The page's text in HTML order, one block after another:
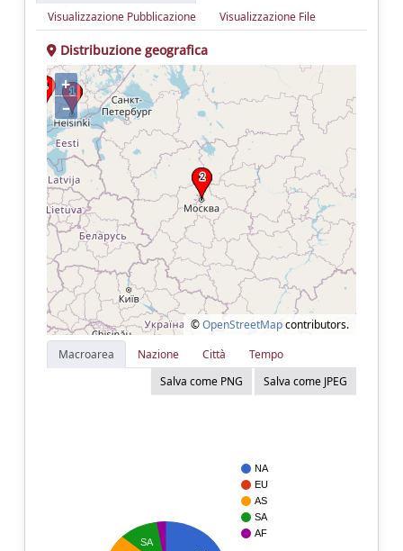
Visualizzazione Pubblicazione
Visualizzazione File
Distribuzione geografica
+
–
©OpenStreetMapcontributors.
Macroarea
Nazione Città
Tempo
Salva come PNG
Salva come JPEG
NA
EU
AS
SA
AF
SA